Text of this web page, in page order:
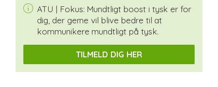
ATU | Fokus: Mundtligt boost i tysk er for
dig, der gerne vil blive bedre til at
kommunikere mundtligt på tysk.
TILMELD DIG HER